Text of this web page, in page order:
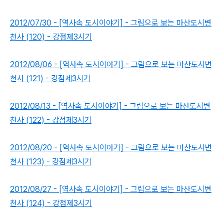
2012/07/30 - [역사속 도시이야기] - 그림으로 보는 마산도시변
천사 (120) - 강점제3시기
2012/08/06 - [역사속 도시이야기] - 그림으로 보는 마산도시변
천사 (121) - 강점제3시기
2012/08/13 - [역사속 도시이야기] - 그림으로 보는 마산도시변
천사 (122) - 강점제3시기
2012/08/20 - [역사속 도시이야기] - 그림으로 보는 마산도시변
천사 (123) - 강점제3시기
2012/08/27 - [역사속 도시이야기] - 그림으로 보는 마산도시변
천사 (124) - 강점제3시기